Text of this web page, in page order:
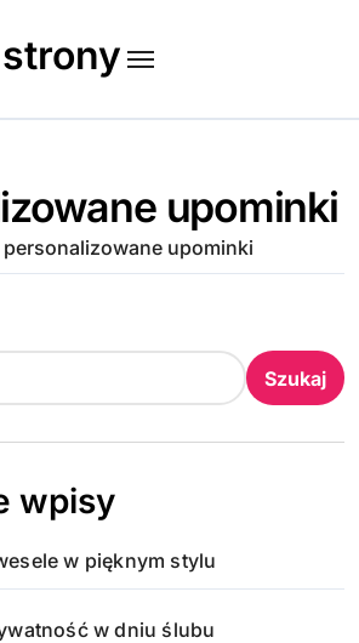
upominki
personalizowane upominki
Szukaj
wpisy
w pięknym stylu
w dniu ślubu